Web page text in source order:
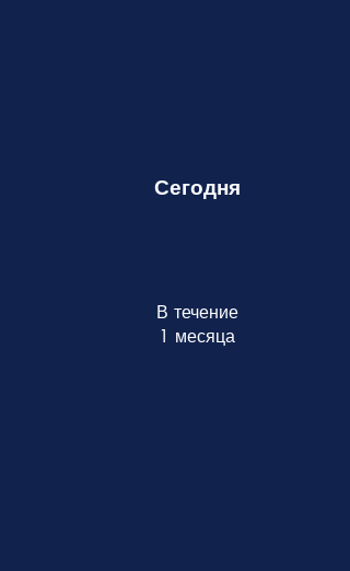
Сегодня
В течение
1 месяца